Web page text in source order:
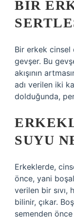
BIR
Bir erkek cinsel
gevşer. Bu
akışının
adı verilen iki
dolduğunda,
SUYU
Erkeklerde,
önce, yani
verilen bir sıvı,
bilinir, çıkar.
semenden